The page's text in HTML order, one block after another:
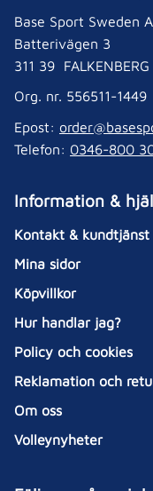
Base Sport Sweden
Batterivägen 3
311 39 FALKENBERG
Org. nr. 556511-1449
Epost:
Telefon: 0346-800
Information &
Kontakt & kundtjänst
Mina sidor
Köpvillkor
Hur handlar jag?
Policy och cookies
Reklamation och
Om oss
Volleynyheter